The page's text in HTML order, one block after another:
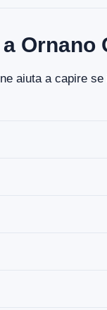
Ornano
aiuta a capire